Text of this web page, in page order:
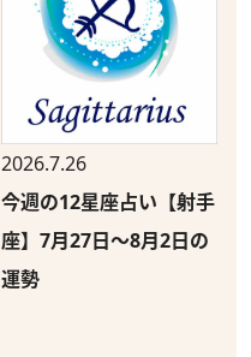
2026.7.26
今週の12星座占い【射手
座】7月27日～8月2日の
運勢